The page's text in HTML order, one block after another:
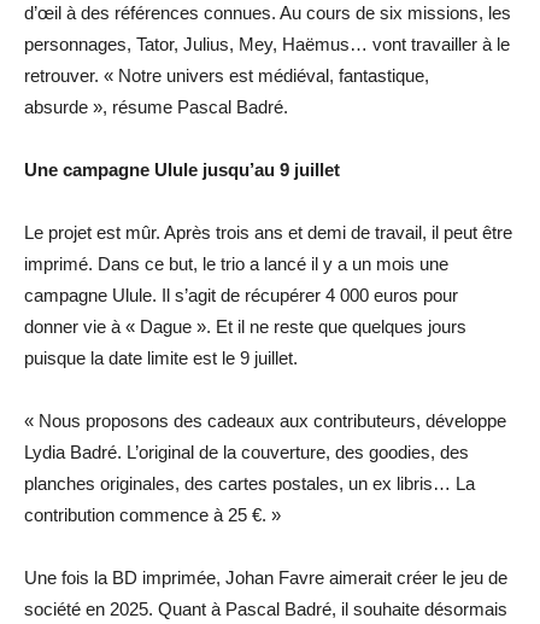
d’œil à des références connues. Au cours de six missions, les
personnages, Tator, Julius, Mey, Haëmus… vont travailler à le
retrouver. « Notre univers est médiéval, fantastique,
absurde », résume Pascal Badré.
Une campagne Ulule jusqu’au 9 juillet
Le projet est mûr. Après trois ans et demi de travail, il peut être
imprimé. Dans ce but, le trio a lancé il y a un mois une
campagne Ulule. Il s’agit de récupérer 4 000 euros pour
donner vie à « Dague ». Et il ne reste que quelques jours
puisque la date limite est le 9 juillet.
« Nous proposons des cadeaux aux contributeurs, développe
Lydia Badré. L’original de la couverture, des goodies, des
planches originales, des cartes postales, un ex libris… La
contribution commence à 25 €. »
Une fois la BD imprimée, Johan Favre aimerait créer le jeu de
société en 2025. Quant à Pascal Badré, il souhaite désormais